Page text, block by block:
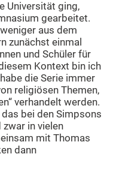
Universität ging,
gearbeitet.
aus dem
zunächst einmal
und Schüler für
Kontext bin ich
die Serie immer
religiösen Themen,
verhandelt werden.
bei den Simpsons
in vielen
mit Thomas
dann